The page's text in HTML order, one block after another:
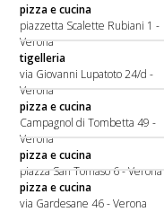
pizza e cucina
piazzetta Scalette Rubiani 1 -
Verona
tigelleria
via Giovanni Lupatoto 24/d -
Verona
pizza e cucina
Campagnol di Tombetta 49 -
Verona
pizza e cucina
piazza San Tomaso 6 - Verona
pizza e cucina
via Gardesane 46 - Verona